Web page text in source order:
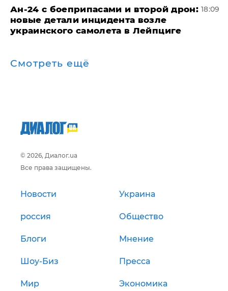
Ан-24 с боеприпасами и второй дрон:
новые детали инцидента возле
украинского самолета в Лейпциге
18:09
Смотреть ещё
© 2026, Диалог.ua
Все права защищены.
Новости Украина
россия Общество
Блоги Мнение
Шоу-Биз Пресса
Мир Экономика